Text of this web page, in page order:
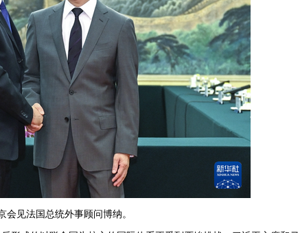
见法国总统外事顾问博纳。